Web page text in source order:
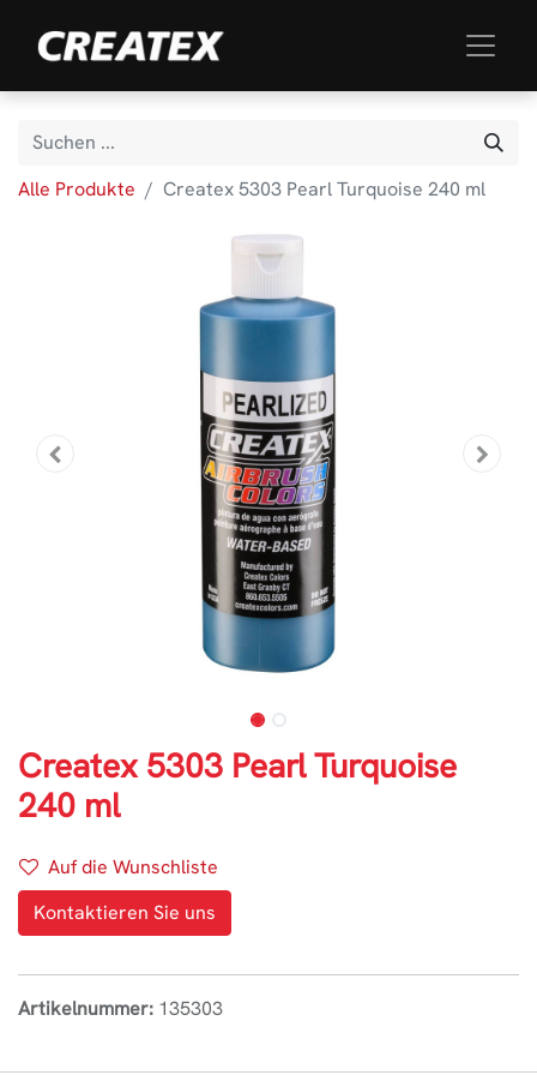
Alle Produkte Createx 5303 Pearl Turquoise 240 ml
Createx 5303 Pearl Turquoise
240 ml
Auf die Wunschliste
Kontaktieren Sie uns
Artikelnummer: 135303